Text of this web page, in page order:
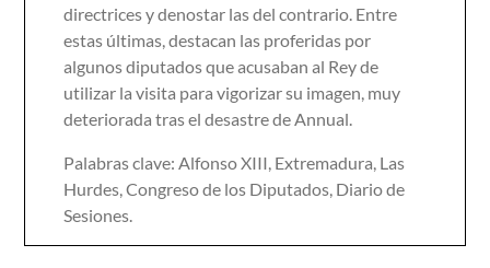
directrices y denostar las del contrario. Entre
estas últimas, destacan las proferidas por
algunos diputados que acusaban al Rey de
utilizar la visita para vigorizar su imagen, muy
deteriorada tras el desastre de Annual.
Palabras clave: Alfonso XIII, Extremadura, Las
Hurdes, Congreso de los Diputados, Diario de
Sesiones.